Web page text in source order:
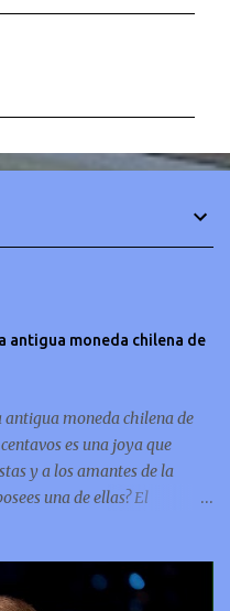
antigua moneda chilena de
moneda chilena de
es una joya que
y a los amantes de la
una de ellas? El
por cazadores de
debido a su rareza y la